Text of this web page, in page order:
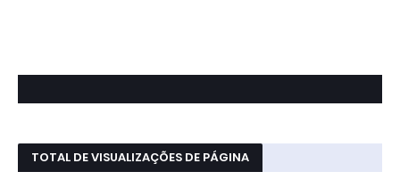
TOTAL DE VISUALIZAÇÕES DE PÁGINA